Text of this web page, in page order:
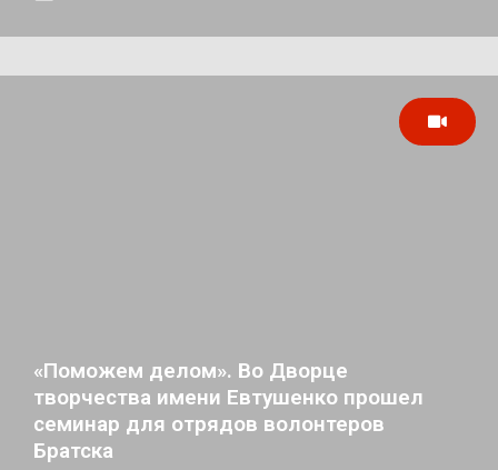
«Поможем делом». Во Дворце
творчества имени Евтушенко прошел
семинар для отрядов волонтеров
Братска